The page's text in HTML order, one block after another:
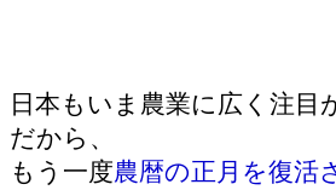
日本もいま農業に広く注目
だから、
もう一度農暦の正月を復活